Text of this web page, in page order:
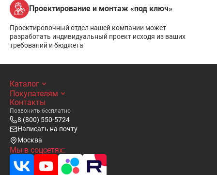
Проектирование и монтаж «под ключ»
Проектировочный отдел нашей компании может
разработать индивидуальный проект исходя из ваших
требований и бюджета
Каталог
Покупателям
Контакты
Позвонить бесплатно
8 (800) 550-5724
Написать на почту
Москва
Мы в соцсетях: